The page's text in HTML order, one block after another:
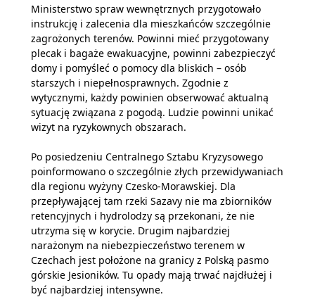
Ministerstwo spraw wewnętrznych przygotowało
instrukcję i zalecenia dla mieszkańców szczególnie
zagrożonych terenów. Powinni mieć przygotowany
plecak i bagaże ewakuacyjne, powinni zabezpieczyć
domy i pomyśleć o pomocy dla bliskich – osób
starszych i niepełnosprawnych. Zgodnie z
wytycznymi, każdy powinien obserwować aktualną
sytuację związana z pogodą. Ludzie powinni unikać
wizyt na ryzykownych obszarach.
Po posiedzeniu Centralnego Sztabu Kryzysowego
poinformowano o szczególnie złych przewidywaniach
dla regionu wyżyny Czesko-Morawskiej. Dla
przepływającej tam rzeki Sazavy nie ma zbiorników
retencyjnych i hydrolodzy są przekonani, że nie
utrzyma się w korycie. Drugim najbardziej
narażonym na niebezpieczeństwo terenem w
Czechach jest położone na granicy z Polską pasmo
górskie Jesioników. Tu opady mają trwać najdłużej i
być najbardziej intensywne.